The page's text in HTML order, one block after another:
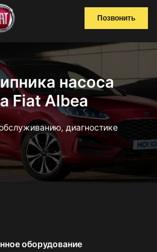
Позвонить
насоса
Fiat Albea
диагностике
оборудование